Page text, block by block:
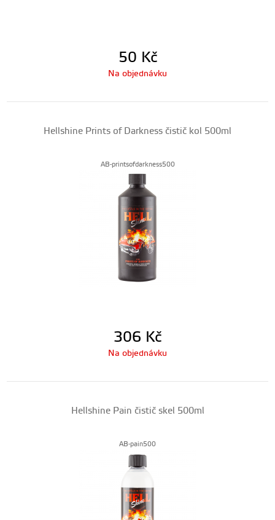
50 Kč
Na objednávku
Hellshine Prints of Darkness čistič kol 500ml
AB-printsofdarkness500
306 Kč
Na objednávku
Hellshine Pain čistič skel 500ml
AB-pain500